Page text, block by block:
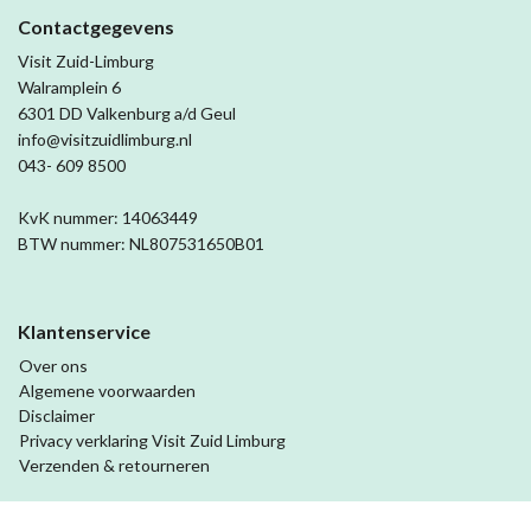
Contactgegevens
Visit Zuid-Limburg
Walramplein 6
6301 DD Valkenburg a/d Geul
info@visitzuidlimburg.nl
043- 609 8500
KvK nummer: 14063449
BTW nummer: NL807531650B01
Klantenservice
Over ons
Algemene voorwaarden
Disclaimer
Privacy verklaring Visit Zuid Limburg
Verzenden & retourneren